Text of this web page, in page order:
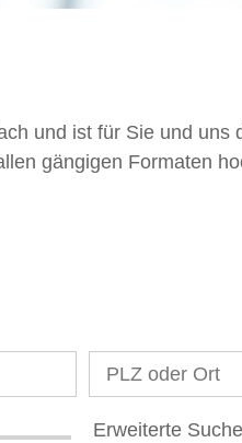
und ist für Sie und
gängigen Formaten
Erweiterte Suche